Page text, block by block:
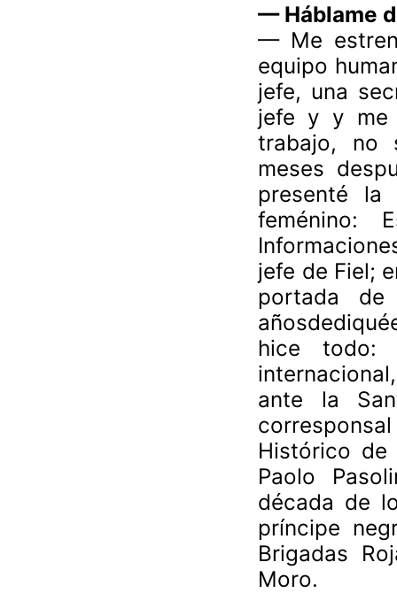
— Háblame
— Me
equipo
jefe, una
jefe y y me
trabajo, no
meses
presenté la
feménino:
jefe de Fiel;
portada
hice todo:
ante la
Histórico de
Paolo
década de
príncipe
Brigadas
Moro.